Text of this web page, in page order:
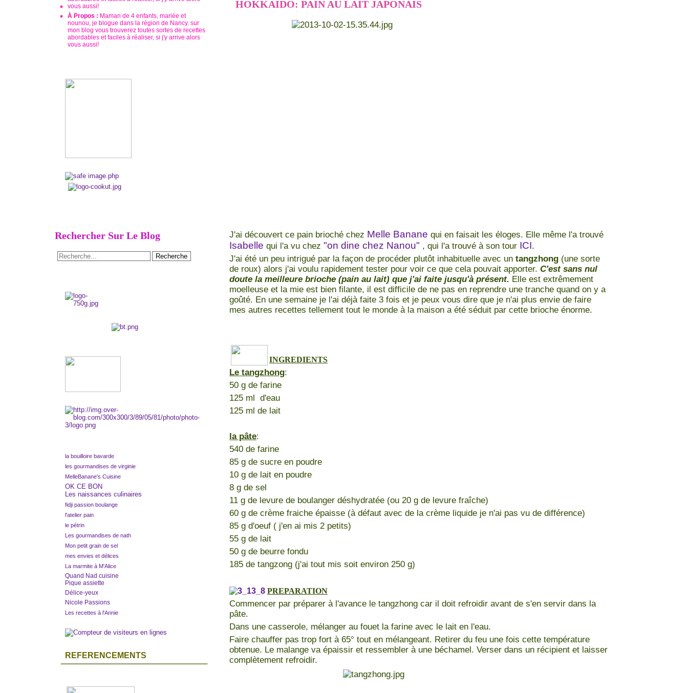
À Propos : Maman de 4 enfants, mariée et
nounou, je blogue dans la région de Nancy. sur
mon blog vous trouverez toutes sortes de recettes
abordables et faciles à réaliser, si j'y arrive alors
vous aussi!
Rechercher Sur Le Blog
la bouilloire bavarde
les gourmandises de virginie
MelleBanane's Cuisine
OK CE BON
Les naissances culinaires
fidji passion boulange
l'atelier pain
le pétrin
Les gourmandises de nath
Mon petit grain de sel
mes envies et délices
La marmite à M'Alice
Quand Nad cuisine
Pique assiette
Délice-yeux
Nicole Passions
Les recettes à l'Annie
REFERENCEMENTS
HOKKAIDO: PAIN AU LAIT JAPONAIS
J'ai découvert ce pain brioché chez Melle Banane qui en faisait les éloges. Elle même l'a trouvé
Isabelle qui l'a vu chez "on dine chez Nanou" , qui l'a trouvé à son tour ICI.
J'ai été un peu intrigué par la façon de procéder plutôt inhabituelle avec un tangzhong (une sorte
de roux) alors j'ai voulu rapidement tester pour voir ce que cela pouvait apporter. C'est sans nul
doute la meilleure brioche (pain au lait) que j'ai faite jusqu'à présent. Elle est extrêmement
moelleuse et la mie est bien filante, il est difficile de ne pas en reprendre une tranche quand on y a
goûté. En une semaine je l'ai déjà faite 3 fois et je peux vous dire que je n'ai plus envie de faire
mes autres recettes tellement tout le monde à la maison a été séduit par cette brioche énorme.
INGREDIENTS
Le tangzhong:
50 g de farine
125 ml d'eau
125 ml de lait
la pâte:
540 de farine
85 g de sucre en poudre
10 g de lait en poudre
8 g de sel
11 g de levure de boulanger déshydratée (ou 20 g de levure fraîche)
60 g de crème fraiche épaisse (à défaut avec de la crème liquide je n'ai pas vu de différence)
85 g d'oeuf ( j'en ai mis 2 petits)
55 g de lait
50 g de beurre fondu
185 de tangzong (j'ai tout mis soit environ 250 g)
PREPARATION
Commencer par préparer à l'avance le tangzhong car il doit refroidir avant de s'en servir dans la
pâte.
Dans une casserole, mélanger au fouet la farine avec le lait en l'eau.
Faire chauffer pas trop fort à 65° tout en mélangeant. Retirer du feu une fois cette température
obtenue. Le malange va épaissir et ressembler à une béchamel. Verser dans un récipient et laisser
complètement refroidir.